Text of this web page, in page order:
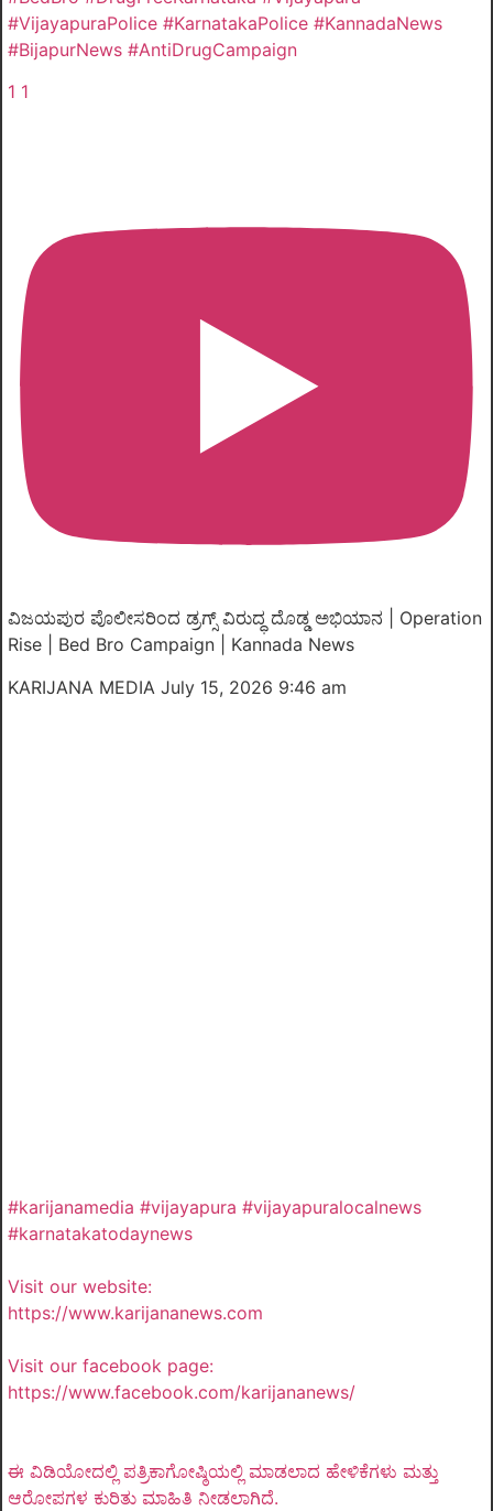
#VijayapuraPolice #KarnatakaPolice #KannadaNews
#BijapurNews #AntiDrugCampaign
1 1
ವಿಜಯಪುರ ಪೊಲೀಸರಿಂದ ಡ್ರಗ್ಸ್ ವಿರುದ್ಧ ದೊಡ್ಡ ಅಭಿಯಾನ | Operation
Rise | Bed Bro Campaign | Kannada News
KARIJANA MEDIA July 15, 2026 9:46 am
#karijanamedia #vijayapura #vijayapuralocalnews
#karnatakatodaynews
Visit our website:
https://www.karijananews.com
Visit our facebook page:
https://www.facebook.com/karijananews/
ಈ ವಿಡಿಯೋದಲ್ಲಿ ಪತ್ರಿಕಾಗೋಷ್ಠಿಯಲ್ಲಿ ಮಾಡಲಾದ ಹೇಳಿಕೆಗಳು ಮತ್ತು
ಆರೋಪಗಳ ಕುರಿತು ಮಾಹಿತಿ ನೀಡಲಾಗಿದೆ.